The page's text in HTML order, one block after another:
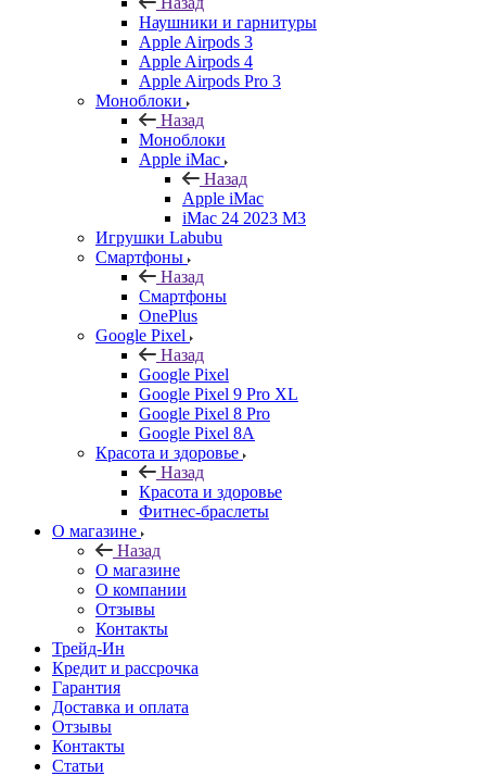
Наушники и гарнитуры
Apple Airpods 3
Apple Airpods 4
Apple Airpods Pro 3
Моноблоки
Назад
Моноблоки
Apple iMac
Назад
Apple iMac
iMac 24 2023 M3
Игрушки Labubu
Смартфоны
Назад
Смартфоны
OnePlus
Google Pixel
Назад
Google Pixel
Google Pixel 9 Pro XL
Google Pixel 8 Pro
Google Pixel 8A
Красота и здоровье
Назад
Красота и здоровье
Фитнес-браслеты
О магазине
Назад
О магазине
О компании
Отзывы
Контакты
Трейд-Ин
Кредит и рассрочка
Гарантия
Доставка и оплата
Отзывы
Контакты
Статьи